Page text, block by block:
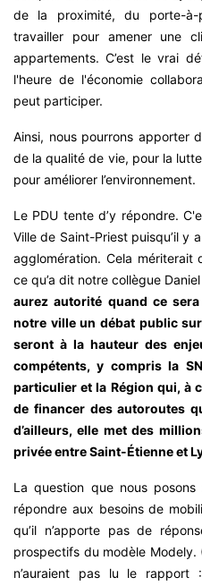
de la proximité, du porte-à-
travailler pour amener une
appartements. C’est le vrai
l'heure de l'économie
peut participer.
Ainsi, nous pourrons apporter
de la qualité de vie, pour la
pour améliorer l’environnement.
Le PDU tente d’y répondre.
Ville de Saint-Priest puisqu’il y
agglomération. Cela
ce qu’a dit notre collègue
aurez autorité quand ce
notre ville un débat public
seront à la hauteur des
compétents, y compris la
particulier et la Région qui, à
de financer des autoroutes
d’ailleurs, elle met des
privée entre Saint-Étienne et
La question que nous
répondre aux besoins de
qu’il n’apporte pas de
prospectifs du modèle
n’auraient pas lu le rapport